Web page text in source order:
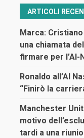
ARTICOLI
Marca:
una chiamata
firmare per l’Al-
Ronaldo all’Al
“Finirò la
Manchester
motivo
tardi a una